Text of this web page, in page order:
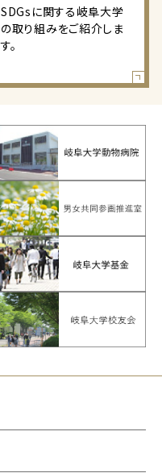
SDGsに関する岐阜大学
の取り組みをご紹介しま
す。